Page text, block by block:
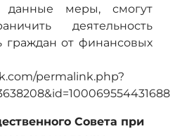
данные меры, смогут
деятельность
граждан от финансовых
permalink.php?
Совета при